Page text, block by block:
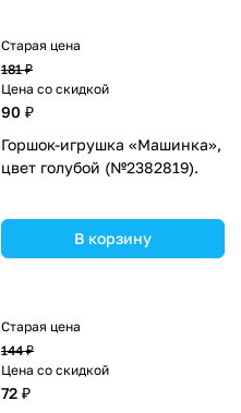
Старая цена
181 ₽
Цена со скидкой
90 ₽
Горшок-игрушка «Машинка»,
цвет голубой (№2382819).
В корзину
Старая цена
144 ₽
Цена со скидкой
72 ₽